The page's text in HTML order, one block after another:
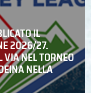
IL
2026/27.
VIA NEL TORNEO
NELLA